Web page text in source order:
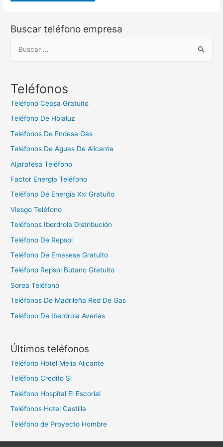
Buscar teléfono empresa
c
:
Teléfonos
Teléfono Cepsa Gratuito
Teléfono De Holaluz
Teléfonos De Endesa Gas
Teléfonos De Aguas De Alicante
Aljarafesa Teléfono
Factor Energía Teléfono
Teléfono De Energia Xxl Gratuito
Viesgo Teléfono
Teléfonos Iberdrola Distribución
Teléfono De Repsol
Teléfono De Emasesa Gratuito
Teléfono Repsol Butano Gratuito
Sorea Teléfono
Teléfonos De Madrileña Red De Gas
Teléfono De Iberdrola Averias
Últimos teléfonos
Teléfono Hotel Melia Alicante
Teléfono Credito Si
Teléfono Hospital El Escorial
Teléfonos Hotel Castilla
Teléfono de Proyecto Hombre